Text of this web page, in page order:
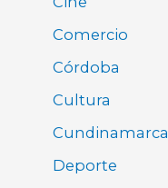
Comercio
Córdoba
Cultura
Cundinamarca
Deporte